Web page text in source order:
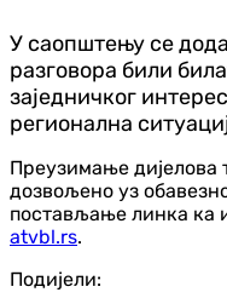
У саопштењу се
разговора били
заједничког
регионална
Преузимање дијелова
дозвољено уз
постављање линка ка
atvbl.rs.
Подијели: